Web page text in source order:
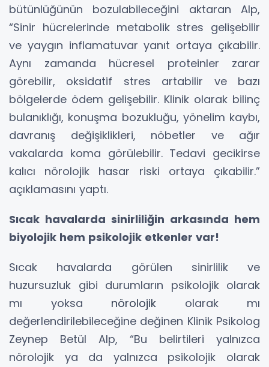
bütünlüğünün bozulabileceğini aktaran Alp,
“Sinir hücrelerinde metabolik stres gelişebilir
ve yaygın inflamatuvar yanıt ortaya çıkabilir.
Aynı zamanda hücresel proteinler zarar
görebilir, oksidatif stres artabilir ve bazı
bölgelerde ödem gelişebilir. Klinik olarak bilinç
bulanıklığı, konuşma bozukluğu, yönelim kaybı,
davranış değişiklikleri, nöbetler ve ağır
vakalarda koma görülebilir. Tedavi gecikirse
kalıcı nörolojik hasar riski ortaya çıkabilir.”
açıklamasını yaptı.
Sıcak havalarda sinirliliğin arkasında hem
biyolojik hem psikolojik etkenler var!
Sıcak havalarda görülen sinirlilik ve
huzursuzluk gibi durumların psikolojik olarak
mı yoksa nörolojik olarak mı
değerlendirilebileceğine değinen Klinik Psikolog
Zeynep Betül Alp, “Bu belirtileri yalnızca
nörolojik ya da yalnızca psikolojik olarak